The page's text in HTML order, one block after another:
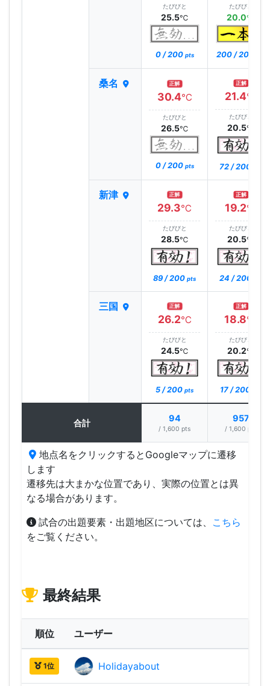
たびびと
25.5℃
0 / 200 pts
たびびと
20.0℃
200 / 200
桑名 正解
30.4℃
たびびと
26.5℃
0 / 200 pts
正解
21.4℃
たびびと
20.5℃
72 / 200
新津 正解
29.3℃
たびびと
28.5℃
89 / 200 pts
正解
19.2℃
たびびと
20.5℃
24 / 200
三国 正解
26.2℃
たびびと
24.5℃
5 / 200 pts
正解
18.8℃
たびびと
20.2℃
17 / 200
合計 94
/ 1,600 pts
957
/ 1,600 pts
地点名をクリックするとGoogleマップに遷移
します
遷移先は大まかな位置であり、実際の位置とは異
なる場合があります。
試合の出題要素・出題地区については、 こちら
をご覧ください。
最終結果
順位 ユーザー
1位 Holidayabout